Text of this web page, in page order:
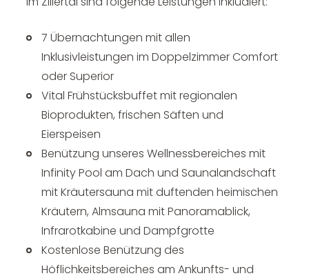
7 Übernachtungen mit allen
Inklusivleistungen im Doppelzimmer Comfort
oder Superior
Vital Frühstücksbuffet mit regionalen
Bioprodukten, frischen Säften und
Eierspeisen
Benützung unseres Wellnessbereiches mit
Infinity Pool am Dach und Saunalandschaft
mit Kräutersauna mit duftenden heimischen
Kräutern, Almsauna mit Panoramablick,
Infrarotkabine und Dampfgrotte
Kostenlose Benützung des
Höflichkeitsbereiches am Ankunfts- und